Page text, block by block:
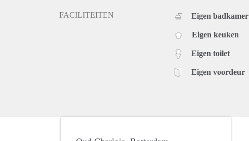
FACILITEITEN Eigen badkamer
Eigen keuken
Eigen toilet
Eigen voordeur